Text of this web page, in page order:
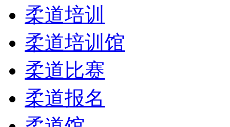
柔道培训
柔道培训馆
柔道比赛
柔道报名